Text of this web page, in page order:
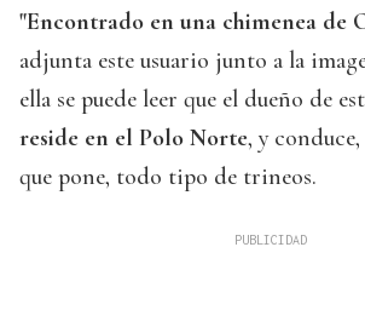
"Encontrado en una chimenea de
adjunta este usuario junto a la
ella se puede leer que el dueño de
reside en el Polo Norte, y
que pone, todo tipo de trineos.